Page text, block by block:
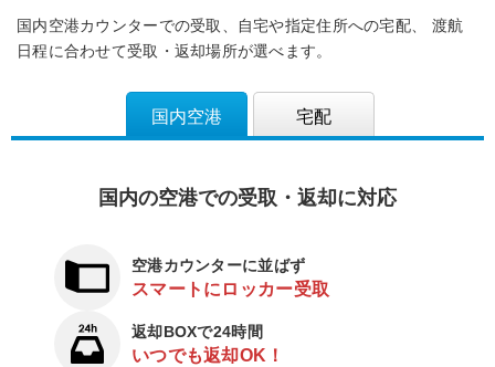
国内空港カウンターでの受取、自宅や指定住所への宅配、
渡航
日程に合わせて受取・返却場所が選べます。
国内空港 宅配
国内の空港での受取・返却に対応
空港カウンターに並ばず
スマートにロッカー受取
返却BOXで24時間
いつでも返却OK！